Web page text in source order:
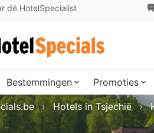
dé HotelSpecialist
Bestemmingen Promoties
Hotels in Tsjechië